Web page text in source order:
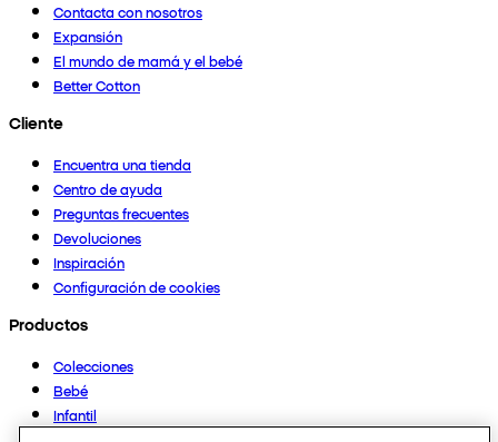
Contacta con nosotros
Expansión
El mundo de mamá y el bebé
Better Cotton
Cliente
Encuentra una tienda
Centro de ayuda
Preguntas frecuentes
Devoluciones
Inspiración
Configuración de cookies
Productos
Colecciones
Bebé
Infantil